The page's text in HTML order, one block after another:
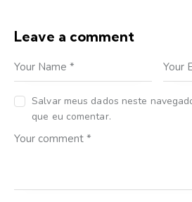
Leave a comment
Salvar meus dados neste
que eu comentar.